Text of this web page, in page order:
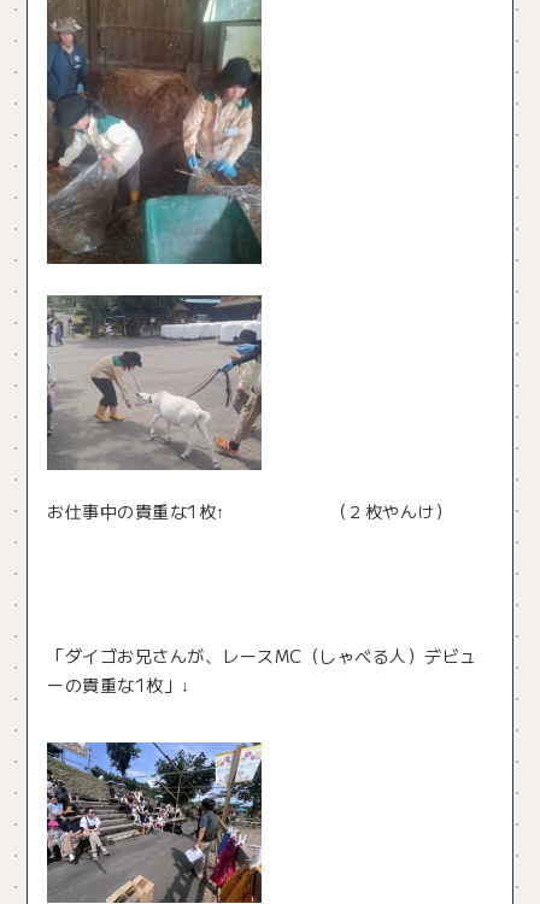
お仕事中の貴重な1枚↑ （２枚やんけ）
「ダイゴお兄さんが、レースMC（しゃべる人）デビュ
ーの貴重な1枚」↓